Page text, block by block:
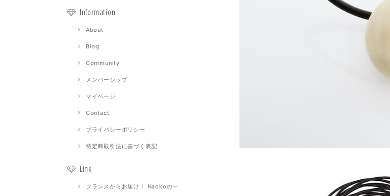
Information
About
Blog
Community
メンバーシップ
マイページ
Contact
プライバシーポリシー
特定商取引法に基づく表記
Link
フランスからお届け！ Naokoの一